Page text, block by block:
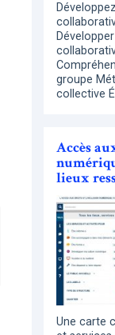
groupe
collective
Accès
lieux
Une carte